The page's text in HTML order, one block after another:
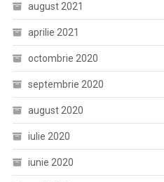
august 2021
aprilie 2021
octombrie 2020
septembrie 2020
august 2020
iulie 2020
iunie 2020